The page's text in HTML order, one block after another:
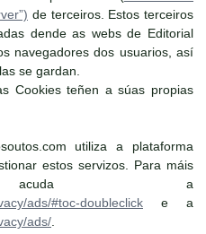
de terceiros. Estos terceiros
dende as webs de Editorial
navegadores dos usuarios, así
se gardan.
Cookies teñen a súas propias
utiliza a plataforma
estos servizos. Para máis
acuda a
ads/#toc-doubleclick e a
ads/.